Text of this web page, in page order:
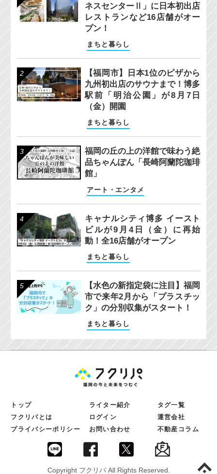
ネスセンターⅡ」に日本初出店
レストランなど16店舗がオー
プン！
まちと暮らし
【福岡市】日本1位のピザから
九州初出店のサウナまで！博多
駅前「明治公園」が8月7日
（金）開園
まちと暮らし
福岡の丘の上の洋館で味わう絶
品ちゃんぽん「長崎阿蘭陀珈琲
館」
アート・エンタメ
キャナルシティ博多 イースト
ビルが9月4日（金）に再始
動！全16店舗がオープン
まちと暮らし
【水色の新指定袋に注目】福岡
市で来年2月から「プラスチッ
ク」の分別収集がスタート！
まちと暮らし
トップ ライター紹介
タグ一覧
フクリパとは
ログイン
運営会社
プライバシーポリシー
お問い合わせ 不動産コラム
Copyright フクリパ All Rights Reserved.